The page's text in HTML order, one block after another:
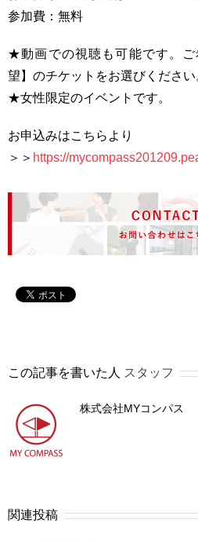
参加費：無料
★動画での視聴も可能です。
望】のチケットをお選びください
★女性限定のイベントです。
お申込みはこちらより
＞＞ https://
この記事を書いた人 スタッフ
株式会社MYコンパス
関連投稿